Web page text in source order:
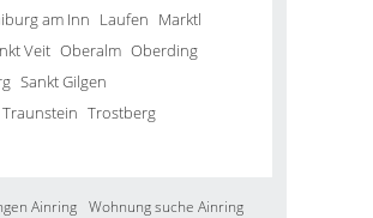
am Inn Laufen Marktl
Veit Oberalm Oberding
Sankt Gilgen
Traunstein Trostberg
Ainring Wohnung suche Ainring